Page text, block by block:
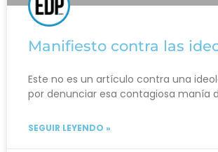
Manifiesto contra las
Este no es un artículo contra una
por denunciar esa contagiosa manía
SEGUIR LEYENDO »